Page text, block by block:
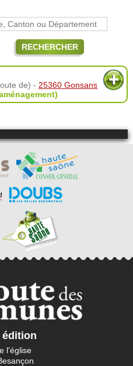
RECHERCHER
de) - 25360 Gonsans
l'église